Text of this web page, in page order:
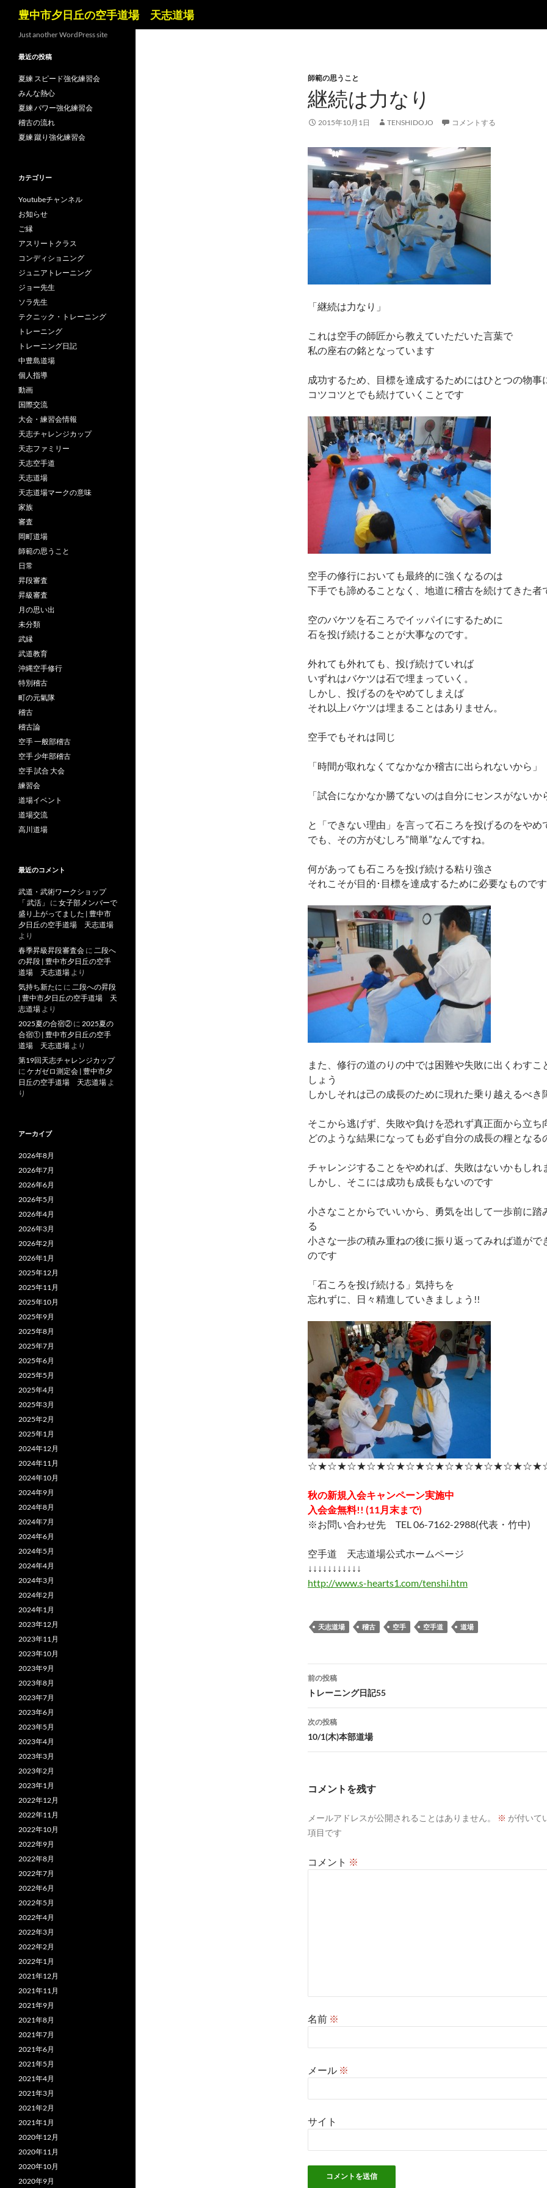
豊中市夕日丘の空手道場 天志道場
師範の思うこと
継続は力なり
2015年10月1日 TENSHIDOJO コメントする
「継続は力なり」
これは空手の師匠から教えていただいた言葉で
私の座右の銘となっています
成功するため、目標を達成するためにはひとつの物事
コツコツとでも続けていくことです
空手の修行においても最終的に強くなるのは
下手でも諦めることなく、地道に稽古を続けてきた者
空のバケツを石ころでイッパイにするために
石を投げ続けることが大事なのです。
外れても外れても、投げ続けていれば
いずれはバケツは石で埋まっていく。
しかし、投げるのをやめてしまえば
それ以上バケツは埋まることはありません。
空手でもそれは同じ
「時間が取れなくてなかなか稽古に出られないから」
「試合になかなか勝てないのは自分にセンスがないか
と「できない理由」を言って石ころを投げるのをやめ
でも、その方がむしろ”簡単”なんですね。
何があっても石ころを投げ続ける粘り強さ
それこそが目的･目標を達成するために必要なもので
また、修行の道のりの中では困難や失敗に出くわすこ
しょう
しかしそれは己の成長のために現れた乗り越えるべき
そこから逃げず、失敗や負けを恐れず真正面から立ち
どのような結果になっても必ず自分の成長の糧となる
チャレンジすることをやめれば、失敗はないかもしれ
しかし、そこには成功も成長もないのです
小さなことからでいいから、勇気を出して一歩前に踏
る
小さな一歩の積み重ねの後に振り返ってみれば道がで
のです
「石ころを投げ続ける」気持ちを
忘れずに、日々精進していきましょう!!
秋の新規入会キャンペーン実施中
入会金無料!! (11月末まで)
※お問い合わせ先 TEL 06-7162-2988(代表・竹中)
空手道 天志道場公式ホームページ
↓↓↓↓↓↓↓↓↓↓↓
http://www.s-hearts1.com/tenshi.htm
天志道場 稽古 空手 空手道 道場
投
稿
ナ
ビ
ゲ
ョ
前の投稿
トレーニング日記55
次の投稿
10/1(木)本部道場
コメントを残す
メールアドレスが公開されることはありません。 ※ が付いて
項目です
コメント ※
名前 ※
メール ※
サイト
Just another WordPress site
最近の投稿
夏練 スピード強化練習会
みんな熱心
夏練 パワー強化練習会
稽古の流れ
夏練 蹴り強化練習会
カテゴリー
Youtubeチャンネル
お知らせ
ご縁
アスリートクラス
コンディショニング
ジュニアトレーニング
ジョー先生
ソラ先生
テクニック・トレーニング
トレーニング
トレーニング日記
中豊島道場
個人指導
動画
国際交流
大会・練習会情報
天志チャレンジカップ
天志ファミリー
天志空手道
天志道場
天志道場マークの意味
家族
審査
岡町道場
師範の思うこと
日常
昇段審査
昇級審査
月の思い出
未分類
武縁
武道教育
沖縄空手修行
特別稽古
町の元氣隊
稽古
稽古論
空手 一般部稽古
空手 少年部稽古
空手 試合 大会
練習会
道場イベント
道場交流
高川道場
最近のコメント
武道・武術ワークショップ
「 武活」
に 女子部メンバーで
盛り上がってました | 豊中市
夕日丘の空手道場 天志道場
より
春季昇級昇段審査会 に 二段へ
の昇段 | 豊中市夕日丘の空手
道場 天志道場 より
気持ち新たに に 二段への昇段
| 豊中市夕日丘の空手道場 天
志道場 より
2025夏の合宿② に 2025夏の
合宿① | 豊中市夕日丘の空手
道場 天志道場 より
第19回天志チャレンジカップ
に ケガゼロ測定会 | 豊中市夕
日丘の空手道場 天志道場 よ
り
アーカイブ
2026年8月
2026年7月
2026年6月
2026年5月
2026年4月
2026年3月
2026年2月
2026年1月
2025年12月
2025年11月
2025年10月
2025年9月
2025年8月
2025年7月
2025年6月
2025年5月
2025年4月
2025年3月
2025年2月
2025年1月
2024年12月
2024年11月
2024年10月
2024年9月
2024年8月
2024年7月
2024年6月
2024年5月
2024年4月
2024年3月
2024年2月
2024年1月
2023年12月
2023年11月
2023年10月
2023年9月
2023年8月
2023年7月
2023年6月
2023年5月
2023年4月
2023年3月
2023年2月
2023年1月
2022年12月
2022年11月
2022年10月
2022年9月
2022年8月
2022年7月
2022年6月
2022年5月
2022年4月
2022年3月
2022年2月
2022年1月
2021年12月
2021年11月
2021年9月
2021年8月
2021年7月
2021年6月
2021年5月
2021年4月
2021年3月
2021年2月
2021年1月
2020年12月
2020年11月
2020年10月
2020年9月